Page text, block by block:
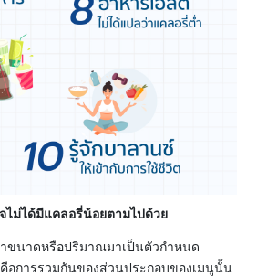
ไม่ได้มีแคลอรี่น้อยตามไปด้วย
าดหรือปริมาณมาเป็นตัวกำหนด
อการรวมกันของส่วนประกอบของเมนูนั้น